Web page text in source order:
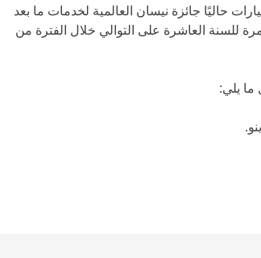
حاليًا جائزة نيسان العالمية لخدمات ما بعد
وهي الموزع الوحيد لعلامات نيسان الذي يفوز بهذه الجائزة بواقع 21 مرة للسنة العاشرة على التوالي خلال الفترة من
ما يلي: